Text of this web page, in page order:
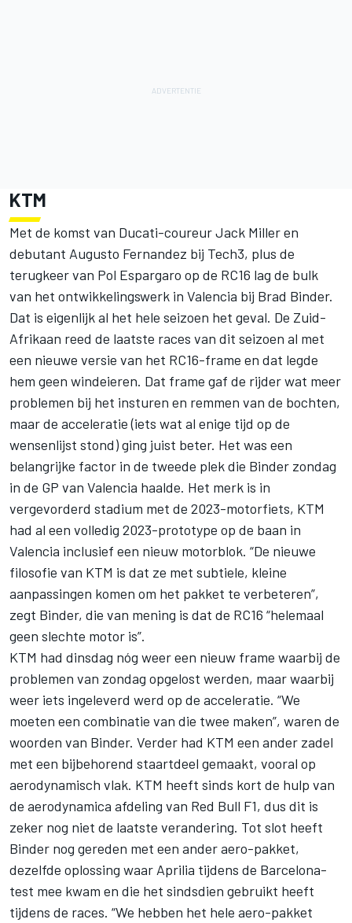
KTM
Met de komst van Ducati-coureur Jack Miller en
debutant Augusto Fernandez bij Tech3, plus de
terugkeer van Pol Espargaro op de RC16 lag de bulk
van het ontwikkelingswerk in Valencia bij Brad Binder.
Dat is eigenlijk al het hele seizoen het geval. De Zuid-
Afrikaan reed de laatste races van dit seizoen al met
een nieuwe versie van het RC16-frame en dat legde
hem geen windeieren. Dat frame gaf de rijder wat meer
problemen bij het insturen en remmen van de bochten,
maar de acceleratie (iets wat al enige tijd op de
wensenlijst stond) ging juist beter. Het was een
belangrijke factor in de tweede plek die Binder zondag
in de GP van Valencia haalde. Het merk is in
vergevorderd stadium met de 2023-motorfiets, KTM
had al een volledig 2023-prototype op de baan in
Valencia inclusief een nieuw motorblok. “De nieuwe
filosofie van KTM is dat ze met subtiele, kleine
aanpassingen komen om het pakket te verbeteren”,
zegt Binder, die van mening is dat de RC16 “helemaal
geen slechte motor is”.
KTM had dinsdag nóg weer een nieuw frame waarbij de
problemen van zondag opgelost werden, maar waarbij
weer iets ingeleverd werd op de acceleratie. “We
moeten een combinatie van die twee maken”, waren de
woorden van Binder. Verder had KTM een ander zadel
met een bijbehorend staartdeel gemaakt, vooral op
aerodynamisch vlak. KTM heeft sinds kort de hulp van
de aerodynamica afdeling van Red Bull F1, dus dit is
zeker nog niet de laatste verandering. Tot slot heeft
Binder nog gereden met een ander aero-pakket,
dezelfde oplossing waar Aprilia tijdens de Barcelona-
test mee kwam en die het sindsdien gebruikt heeft
tijdens de races. “We hebben het hele aero-pakket